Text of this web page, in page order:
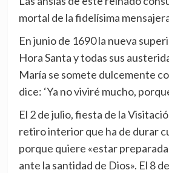
mortal de la fidelísima
En junio de 1690 la nueva
Hora Santa y todas sus
María se somete dulcemente
dice: ‘Ya no viviré mucho,
El 2 de julio, fiesta de la
retiro interior que ha de durar
porque quiere «estar
ante la santidad de Dios». El 8